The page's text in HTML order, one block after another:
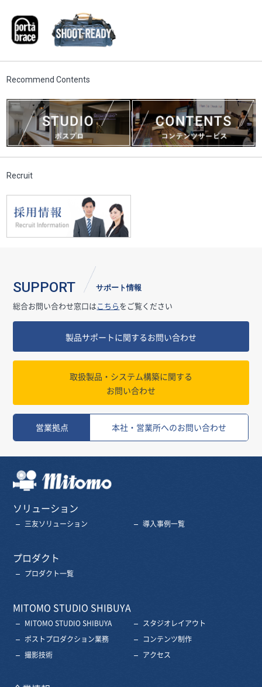
Recommend Contents
Recruit
SUPPORT サポート情報
総合お問い合わせ窓口はこちらをご覧ください
製品サポートに関するお問い合わせ
取扱製品・システム構築に関する
お問い合わせ
営業拠点 本社・営業所へのお問い合わせ
ソリューション
三友ソリューション 導入事例一覧
プロダクト
プロダクト一覧
MITOMO STUDIO SHIBUYA
MITOMO STUDIO SHIBUYA
スタジオレイアウト
ポストプロダクション業務
コンテンツ制作
撮影技術
アクセス